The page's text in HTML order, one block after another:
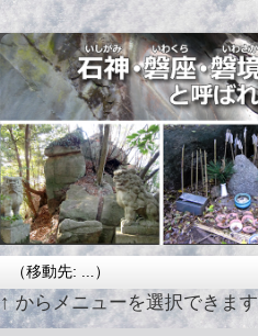
↑ からメニューを選択できます